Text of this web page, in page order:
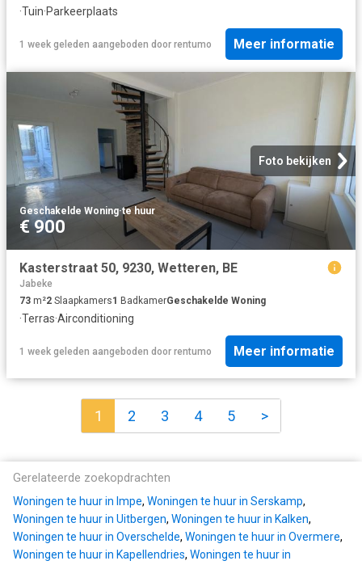
·Tuin·Parkeerplaats
1 week geleden aangeboden door rentumo Meer informatie
Foto bekijken
Geschakelde Woning·te huur
€ 900
Kasterstraat 50, 9230, Wetteren, BE
Jabeke
73 m²2 Slaapkamers1 BadkamerGeschakelde Woning
·Terras·Airconditioning
1 week geleden aangeboden door rentumo Meer informatie
1 2 3 4 5 >
Gerelateerde zoekopdrachten
Woningen te huur in Impe, Woningen te huur in Serskamp,
Woningen te huur in Uitbergen, Woningen te huur in Kalken,
Woningen te huur in Overschelde, Woningen te huur in Overmere,
Woningen te huur in Kapellendries, Woningen te huur in